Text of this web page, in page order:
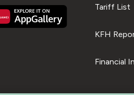
Tariff List
KFH
Financial